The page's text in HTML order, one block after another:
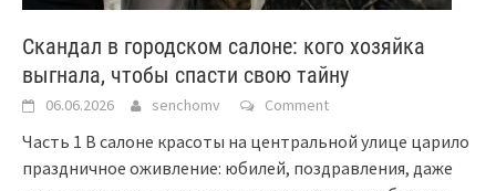
Скандал в городском салоне: кого хозяйка
выгнала, чтобы спасти свою тайну
06.06.2026 senchomv Comment
Часть 1 В салоне красоты на центральной улице царило
праздничное оживление: юбилей, поздравления, даже